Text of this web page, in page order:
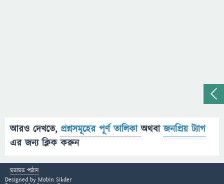
আরও দেখতে, প্রশ্নসমূহের পূর্ণ তালিকাঅথবাজনপ্রিয় ট্যাগ
এর জন্য ক্লিক করুন
মতামত পাঠান
Designed by Mobin Sikder